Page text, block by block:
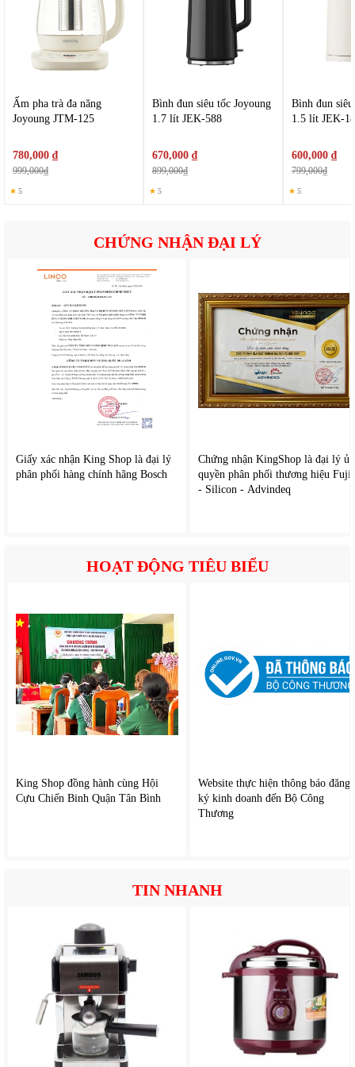
2. Tính năng nổi bật của Hawonkoo KEH-170PK
Đun nước siêu tốc chỉ trong 3–5 phút
Tự động ngắt khi nước sôi hoặc khi cạn nước
Thiết kế chống bỏng, cách nhiệt hiệu quả
Đèn báo hoạt động rõ ràng
siêu tốc gia đìnhnày giúp bạn có nước nóng chỉ trong vài phút.
Điều này cực kỳ hữu ích cho:
Pha cà phê, trà
Chuẩn bị bữa sáng nhanh
Pha sữa cho trẻ em
Nấu mì, súp tiện lợi
Tiết kiệm điện năng
Ấm pha trà đa năng
Joyoung JTM-125
780,000 ₫
999,000₫
★ 5
Bình đun siêu tốc Joyoung
1.7 lít JEK-588
670,000 ₫
899,000₫
★ 5
Bình đun
1.5 lít JEK-
600,000 ₫
799,000₫
★ 5
CHỨNG NHẬN ĐẠI LÝ
Giấy xác nhận King Shop là đại lý
phân phối hàng chính hãng Bosch
Chứng nhận KingShop là đại lý ủy
quyền phân phối thương hiệu Fujie
- Silicon - Advindeq
HOẠT ĐỘNG TIÊU BIỂU
King Shop đồng hành cùng Hội
Cựu Chiến Binh Quận Tân Bình
Website thực hiện thông báo đăng
ký kinh doanh đến Bộ Công
Thương
TIN NHANH